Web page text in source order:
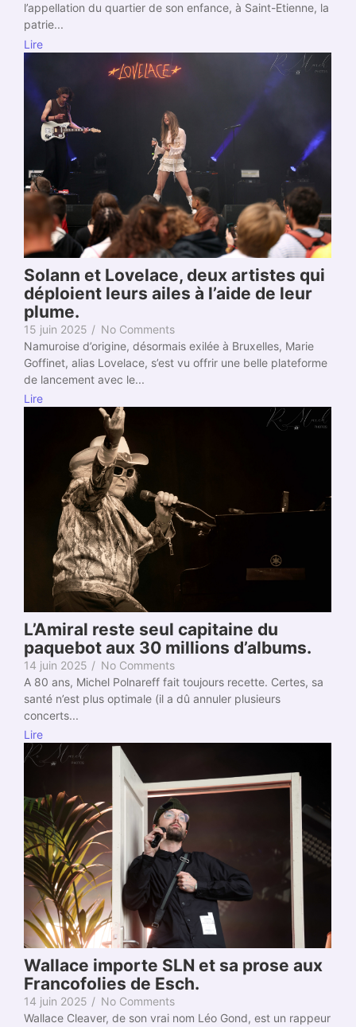
l’appellation du quartier de son enfance, à Saint-Etienne, la
patrie...
Lire
Solann et Lovelace, deux artistes qui
déploient leurs ailes à l’aide de leur
plume.
15 juin 2025 / No Comments
Namuroise d’origine, désormais exilée à Bruxelles, Marie
Goffinet, alias Lovelace, s’est vu offrir une belle plateforme
de lancement avec le...
Lire
L’Amiral reste seul capitaine du
paquebot aux 30 millions d’albums.
14 juin 2025 / No Comments
A 80 ans, Michel Polnareff fait toujours recette. Certes, sa
santé n’est plus optimale (il a dû annuler plusieurs
concerts...
Lire
Wallace importe SLN et sa prose aux
Francofolies de Esch.
14 juin 2025 / No Comments
Wallace Cleaver, de son vrai nom Léo Gond, est un rappeur